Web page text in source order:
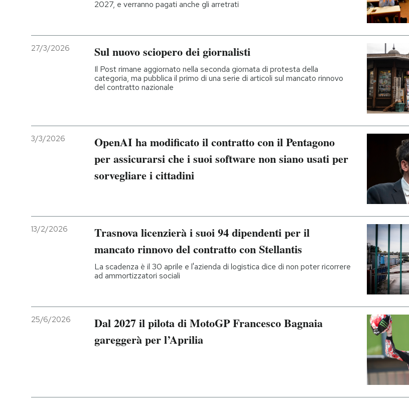
2027, e verranno pagati anche gli arretrati
27/3/2026 Sul nuovo sciopero dei giornalisti
Il Post rimane aggiornato nella seconda giornata di protesta della
categoria, ma pubblica il primo di una serie di articoli sul mancato rinnovo
del contratto nazionale
3/3/2026
OpenAI ha modificato il contratto con il Pentagono
per assicurarsi che i suoi software non siano usati per
sorvegliare i cittadini
13/2/2026
Trasnova licenzierà i suoi 94 dipendenti per il
mancato rinnovo del contratto con Stellantis
La scadenza è il 30 aprile e l'azienda di logistica dice di non poter ricorrere
ad ammortizzatori sociali
25/6/2026
Dal 2027 il pilota di MotoGP Francesco Bagnaia
gareggerà per l’Aprilia